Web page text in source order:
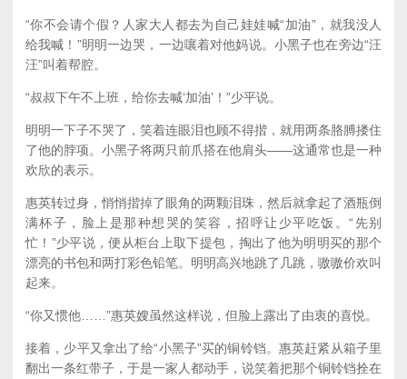
“你不会请个假？人家大人都去为自己娃娃喊“加油”，就我没人
给我喊！”明明一边哭，一边嚷着对他妈说。小黑子也在旁边“汪
汪”叫着帮腔。
“叔叔下午不上班，给你去喊‘加油’！”少平说。
明明一下子不哭了，笑着连眼泪也顾不得揩，就用两条胳膊搂住
了他的脖项。小黑子将两只前爪搭在他肩头——这通常也是一种
欢欣的表示。
惠英转过身，悄悄揩掉了眼角的两颗泪珠，然后就拿起了酒瓶倒
满杯子，脸上是那种想哭的笑容，招呼让少平吃饭。“先别
忙！”少平说，便从柜台上取下提包，掏出了他为明明买的那个
漂亮的书包和两打彩色铅笔。明明高兴地跳了几跳，嗷嗷价欢叫
起来。
“你又惯他……”惠英嫂虽然这样说，但脸上露出了由衷的喜悦。
接着，少平又拿出了给“小黑子”买的铜铃铛。惠英赶紧从箱子里
翻出一条红带子，于是一家人都动手，说笑着把那个铜铃铛拴在